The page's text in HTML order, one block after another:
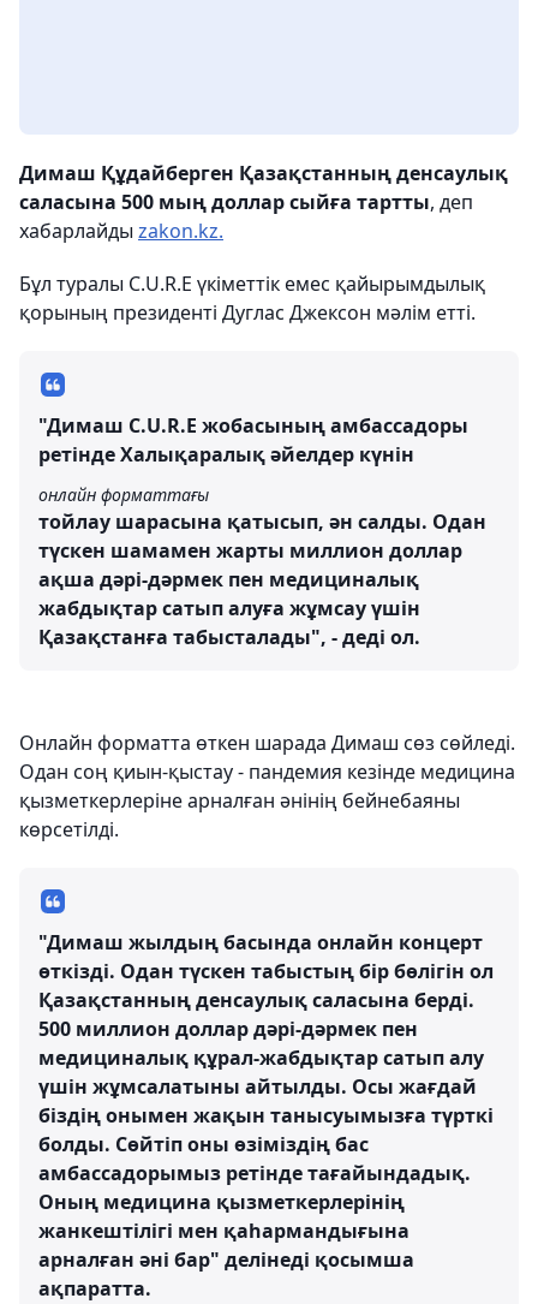
Димаш Құдайберген Қазақстанның денсаулық
саласына 500 мың доллар сыйға тартты, деп
хабарлайды zakon.kz.
Бұл туралы C.U.R.E үкіметтік емес қайырымдылық
қорының президенті Дуглас Джексон мәлім етті.
"Димаш C.U.R.E жобасының амбассадоры
ретінде Халықаралық әйелдер күнін
онлайн форматтағы
тойлау шарасына қатысып, ән салды. Одан
түскен шамамен жарты миллион доллар
ақша дәрі-дәрмек пен медициналық
жабдықтар сатып алуға жұмсау үшін
Қазақстанға табысталады", - деді ол.
Онлайн форматта өткен шарада Димаш сөз сөйледі.
Одан соң қиын-қыстау - пандемия кезінде медицина
қызметкерлеріне арналған әнінің бейнебаяны
көрсетілді.
"Димаш жылдың басында онлайн концерт
өткізді. Одан түскен табыстың бір бөлігін ол
Қазақстанның денсаулық саласына берді.
500 миллион доллар дәрі-дәрмек пен
медициналық құрал-жабдықтар сатып алу
үшін жұмсалатыны айтылды. Осы жағдай
біздің онымен жақын танысуымызға түрткі
болды. Сөйтіп оны өзіміздің бас
амбассадорымыз ретінде тағайындадық.
Оның медицина қызметкерлерінің
жанкештілігі мен қаһармандығына
арналған әні бар" делінеді қосымша
ақпаратта.